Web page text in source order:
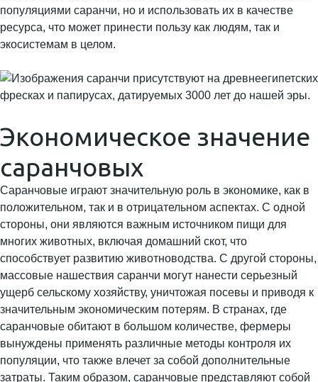
популяциями саранчи, но и использовать их в качестве
ресурса, что может принести пользу как людям, так и
экосистемам в целом.
Экономическое значение
саранчовых
Саранчовые играют значительную роль в экономике, как в
положительном, так и в отрицательном аспектах. С одной
стороны, они являются важным источником пищи для
многих животных, включая домашний скот, что
способствует развитию животноводства. С другой стороны,
массовые нашествия саранчи могут нанести серьезный
ущерб сельскому хозяйству, уничтожая посевы и приводя к
значительным экономическим потерям. В странах, где
саранчовые обитают в большом количестве, фермеры
вынуждены применять различные методы контроля их
популяции, что также влечет за собой дополнительные
затраты. Таким образом, саранчовые представляют собой